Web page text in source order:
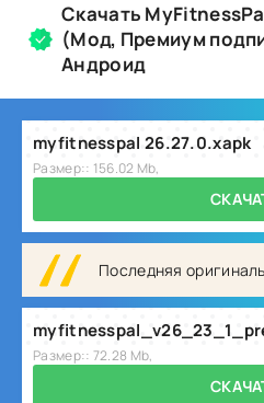
Скачать
(Мод, Премиум
Андроид
myfitnesspal 26.27.0.xapk
Размер:: 156.02 Mb,
Последняя
Размер:: 72.28 Mb,